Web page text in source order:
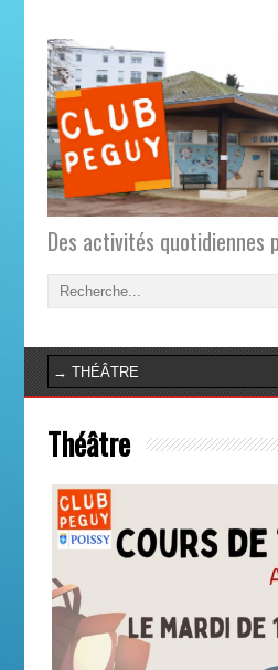
Des activités
Théâtre